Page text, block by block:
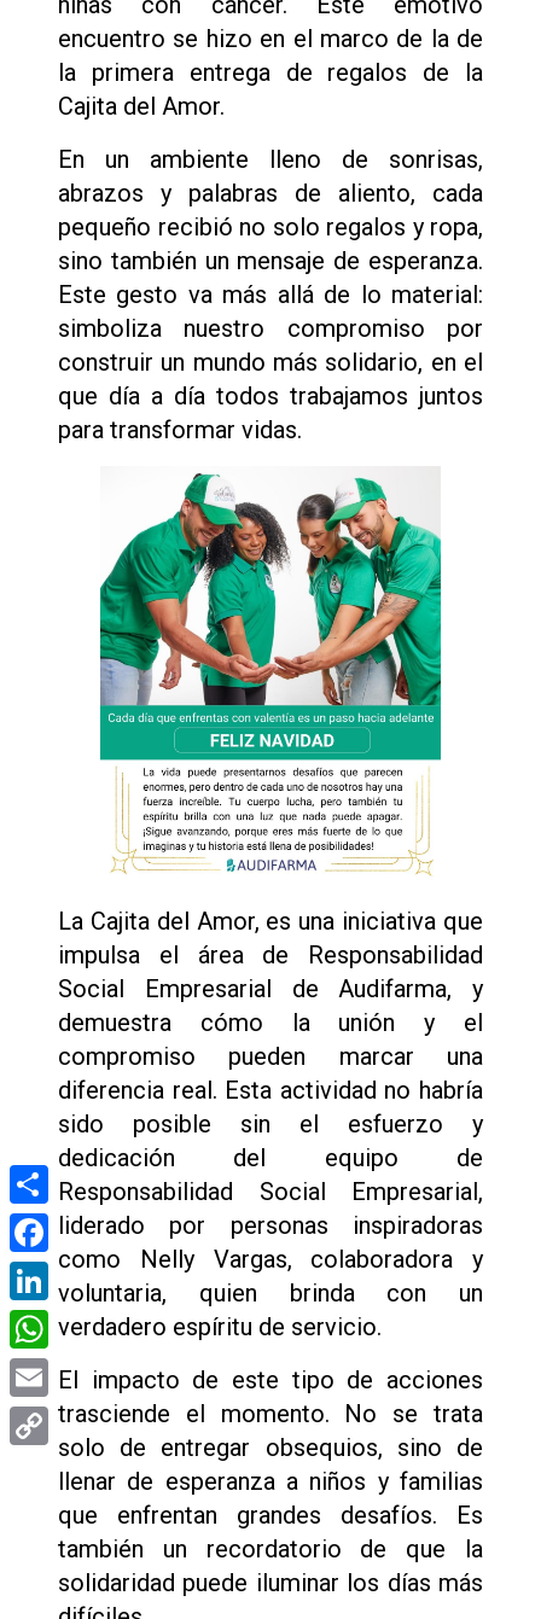
encuentro se hizo en el marco de la de
la primera entrega de regalos de la
Cajita del Amor.
En un ambiente lleno de sonrisas,
abrazos y palabras de aliento, cada
pequeño recibió no solo regalos y ropa,
sino también un mensaje de esperanza.
Este gesto va más allá de lo material:
simboliza nuestro compromiso por
construir un mundo más solidario, en el
que día a día todos trabajamos juntos
para transformar vidas.
La Cajita del Amor, es una iniciativa que
impulsa el área de Responsabilidad
Social Empresarial de Audifarma, y
demuestra cómo la unión y el
compromiso pueden marcar una
diferencia real. Esta actividad no habría
sido posible sin el esfuerzo y
dedicación del equipo de
Responsabilidad Social Empresarial,
liderado por personas inspiradoras
como Nelly Vargas, colaboradora y
voluntaria, quien brinda con un
verdadero espíritu de servicio.
El impacto de este tipo de acciones
trasciende el momento. No se trata
solo de entregar obsequios, sino de
llenar de esperanza a niños y familias
que enfrentan grandes desafíos. Es
también un recordatorio de que la
solidaridad puede iluminar los días más
Compartir
Facebook
LinkedIn
WhatsApp
Email